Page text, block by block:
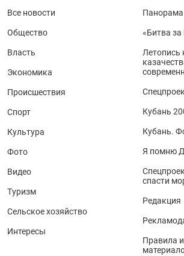
Все новости
Общество
Власть
Экономика
Происшествия
Спорт
Культура
Фото
Видео
Туризм
Сельское хозяйство
Интересы
Панорама
«Битва за
Летопись
Кубань
Кубань.
Я помню
спасти
Редакция
Правила